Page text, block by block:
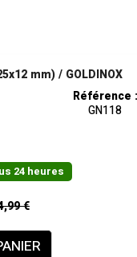
mm) / GOLDINOX
Référence :
GN118
24 heures
€